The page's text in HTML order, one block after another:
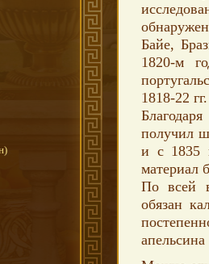
Байе,
1820-м
1818-22 гг.
получил
и с 1835
материал
По всей
обязан